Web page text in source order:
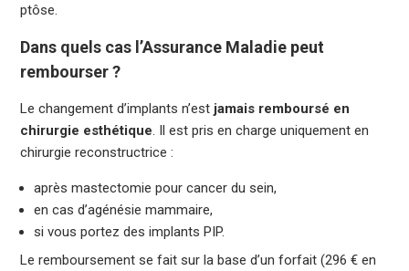
ptôse.
Dans quels cas l’Assurance Maladie peut
rembourser ?
Le changement d’implants n’est jamais remboursé en
chirurgie esthétique . Il est pris en charge uniquement en
chirurgie reconstructrice :
après mastectomie pour cancer du sein,
en cas d’agénésie mammaire,
si vous portez des implants PIP.
Le remboursement se fait sur la base d’un forfait (296 € en